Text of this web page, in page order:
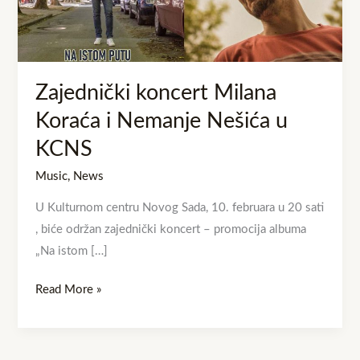
Zajednički koncert Milana
Koraća i Nemanje Nešića u
KCNS
Music, News
U Kulturnom centru Novog Sada, 10. februara u 20 sati
, biće održan zajednički koncert – promocija albuma
„Na istom […]
Nemanje
Nešića
Read More »